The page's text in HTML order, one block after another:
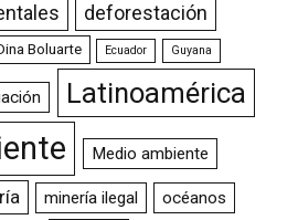
deforestación
Boluarte Ecuador Guyana
Latinoamérica
Medio ambiente
minería ilegal océanos